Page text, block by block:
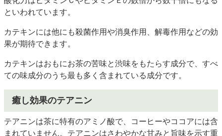
といわれています。
カテキンには他にも殺菌作用や消臭作用、解毒作用などの効
果が期待できます。
カテキンはおもにお茶の苦味と渋味をもたらす成分で、すべ
ての味成分のうち最も多く含まれている成分です。
癒し効果のテアニン
テアニンは茶に特有のアミノ酸で、コーヒーやココアには含
まれていません。テアニンはさわやかな甘みと旨味を示す重